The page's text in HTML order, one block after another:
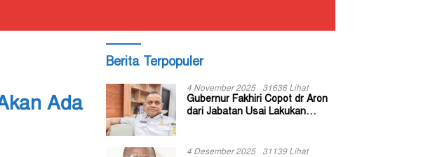
Ada
Berita Terpopuler
4 November 2025 31636 Lihat
Gubernur Fakhiri Copot dr Aron
dari Jabatan Usai Lakukan
4 Desember 2025 31139 Lihat